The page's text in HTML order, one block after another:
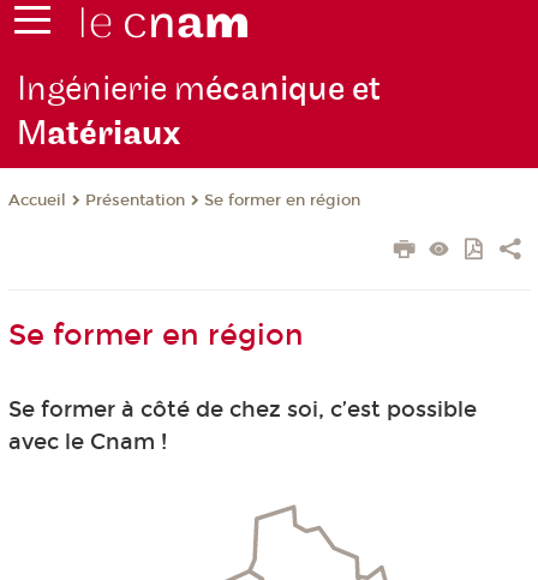
Ingénierie mécanique et
Matériaux
Accueil Présentation Se former en région
Se former en région
Se former à côté de chez soi, c’est possible
avec le Cnam !